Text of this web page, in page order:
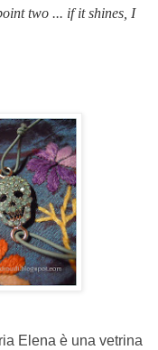
two ... if it shines, I
Elena è una vetrina